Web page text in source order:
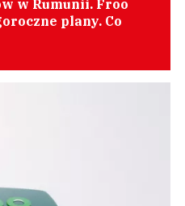
w Rumunii. Froo
plany. Co